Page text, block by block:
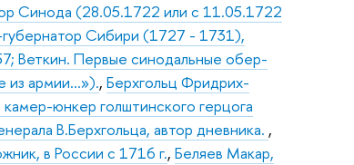
Синода (28.05.1722 или с 11.05.1722
Сибири (1727 - 1731),
Веткин. Первые синодальные обер-
из армии…»).,Берхгольц Фридрих-
юнкер голштинского герцога
В.Берхгольца, автор дневника. ,
в России с 1716 г.,Беляев Макар,